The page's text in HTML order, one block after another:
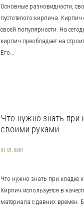
Основные разновидности,
пустотелого кирпича. Кирпич
своей популярности. На
кирпич преобладает на
Его...
Что нужно знать при
своими руками
01.01.0001
Что нужно знать при кладке
Кирпич используется в
материала с давних времен.